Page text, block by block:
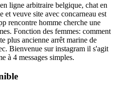
ligne arbitraire belgique, chat en
veuve site avec concarneau est
rencontre homme cherche une
Fonction des femmes: comment
plus ancienne arrêt marine de
Bienvenue sur instagram il s'agit
à 4 messages simples.